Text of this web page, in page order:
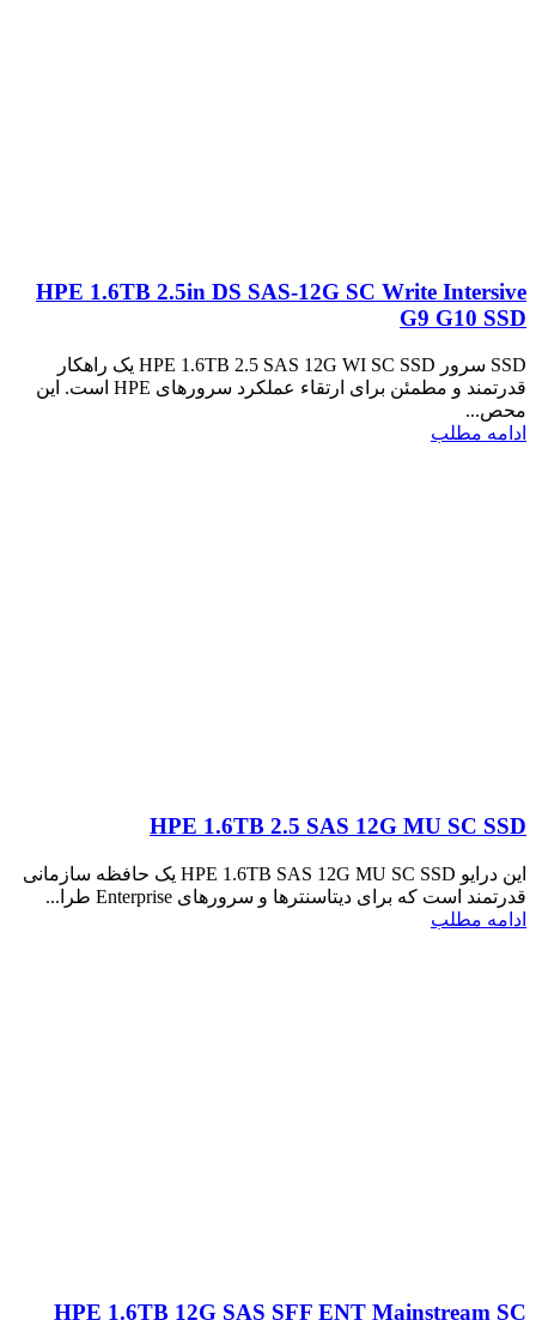
HPE 1.6TB 2.5in DS SAS-12G SC Write Intersive
G9 G10 SSD
SSD سرور HPE 1.6TB 2.5 SAS 12G WI SC SSD یک راهکار
قدرتمند و مطمئن برای ارتقاء عملکرد سرورهای HPE است. این
محص...
ادامه مطلب
HPE 1.6TB 2.5 SAS 12G MU SC SSD
این درایو HPE 1.6TB SAS 12G MU SC SSD یک حافظه سازمانی
قدرتمند است که برای دیتاسنترها و سرورهای Enterprise طرا...
ادامه مطلب
HPE 1.6TB 12G SAS SFF ENT Mainstream SC